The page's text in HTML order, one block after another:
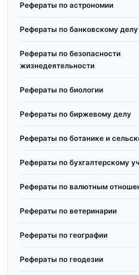
Рефераты по астрономии
Рефераты по банковскому делу
Рефераты по безопасности
жизнедеятельности
Рефераты по биологии
Рефераты по биржевому делу
Рефераты по ботанике и
Рефераты по бухгалтерскому
Рефераты по валютным
Рефераты по ветеринарии
Рефераты по географии
Рефераты по геодезии